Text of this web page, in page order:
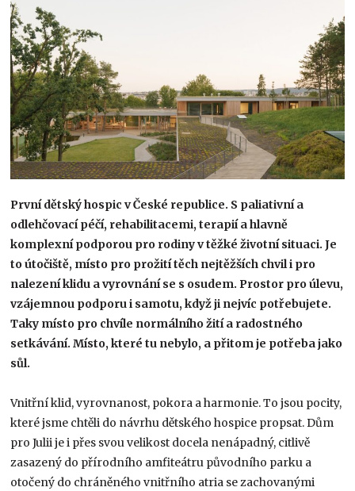
První dětský hospic v České republice. S paliativní a
odlehčovací péčí, rehabilitacemi, terapií a hlavně
komplexní podporou pro rodiny v těžké životní situaci. Je
to útočiště, místo pro prožití těch nejtěžších chvil i pro
nalezení klidu a vyrovnání se s osudem. Prostor pro úlevu,
vzájemnou podporu i samotu, když ji nejvíc potřebujete.
Taky místo pro chvíle normálního žití a radostného
setkávání. Místo, které tu nebylo, a přitom je potřeba jako
sůl.
Vnitřní klid, vyrovnanost, pokora a harmonie. To jsou pocity,
které jsme chtěli do návrhu dětského hospice propsat. Dům
pro Julii je i přes svou velikost docela nenápadný, citlivě
zasazený do přírodního amfiteátru původního parku a
otočený do chráněného vnitřního atria se zachovanými